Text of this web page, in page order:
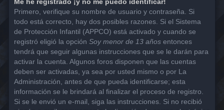
Primero, verifique su nombre de usuario y contraseña. Si
todo está correcto, hay dos posibles razones. Si el Sistema
de Protección Infantil (APPCO) está activado y cuando se
registró eligió la opción Soy menor de 13 años entonces
tendrá que seguir algunas instrucciones que se le darán para
activar la cuenta. Algunos foros disponen que las cuentas
deben ser activadas, ya sea por usted mismo o por La
Administración, antes de que pueda identificarse; esta
información se le brindará al finalizar el proceso de registro.
Si se le envió un e-mail, siga las instrucciones. Si no recibió